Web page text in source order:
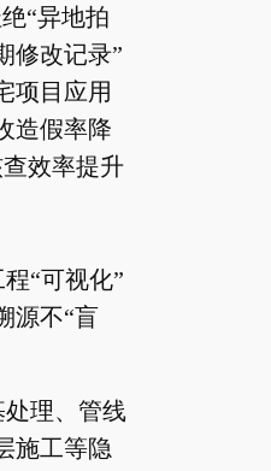
“异地拍
修改记录”
项目应用
造假率降
效率提升
“可视化”
源不“盲
理、管线
施工等隐